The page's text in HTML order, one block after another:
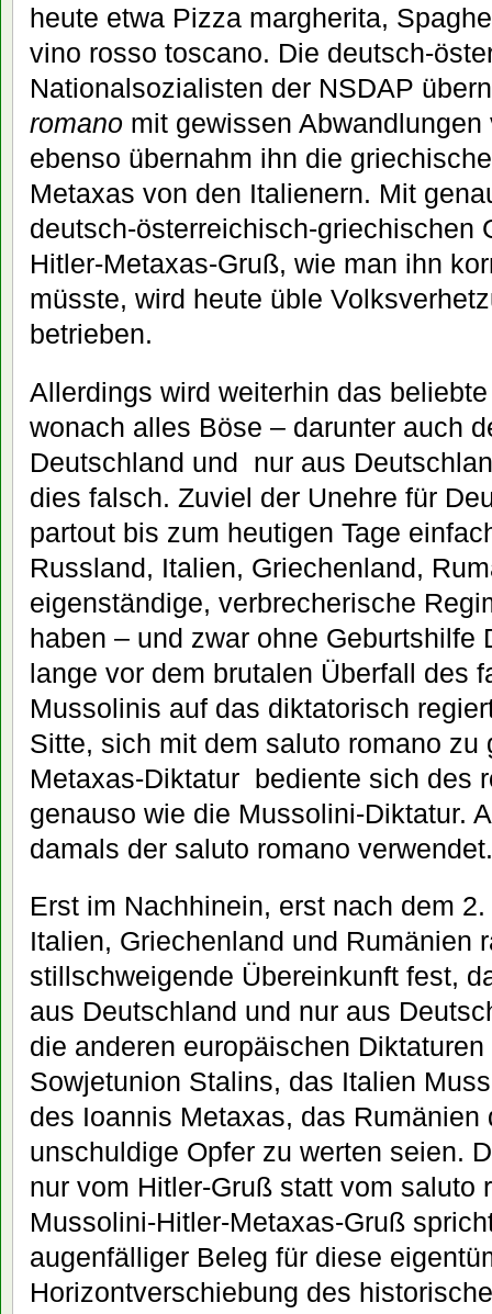
heute etwa Pizza margherita,
vino rosso toscano. Die deutsch-
Nationalsozialisten der NSDAP
romano mit gewissen
ebenso übernahm ihn die
Metaxas von den Italienern. Mit
deutsch-österreichisch-
Hitler-Metaxas-Gruß, wie man ihn
müsste, wird heute üble
betrieben.
Allerdings wird weiterhin das
wonach alles Böse – darunter auch
Deutschland und nur aus
dies falsch. Zuviel der Unehre für
partout bis zum heutigen Tage
Russland, Italien, Griechenland,
eigenständige, verbrecherische
haben – und zwar ohne
lange vor dem brutalen Überfall des
Mussolinis auf das diktatorisch
Sitte, sich mit dem saluto romano
Metaxas-Diktatur bediente sich des
genauso wie die Mussolini-Diktatur.
damals der saluto romano verwendet.
Erst im Nachhinein, erst nach dem
Italien, Griechenland und Rumänien
stillschweigende Übereinkunft fest,
aus Deutschland und nur aus
die anderen europäischen
Sowjetunion Stalins, das Italien
des Ioannis Metaxas, das
unschuldige Opfer zu werten seien.
nur vom Hitler-Gruß statt vom saluto
Mussolini-Hitler-Metaxas-Gruß
augenfälliger Beleg für diese
Horizontverschiebung des